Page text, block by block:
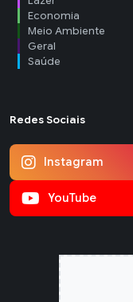
Economia
Meio Ambiente
Geral
Saúde
Redes Sociais
Instagram
YouTube